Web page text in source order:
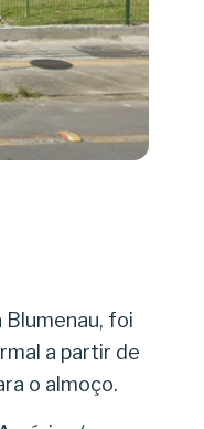
Blumenau, foi
a partir de
o almoço.